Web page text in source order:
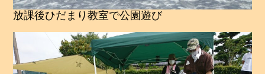
放課後ひだまり教室で公園遊び